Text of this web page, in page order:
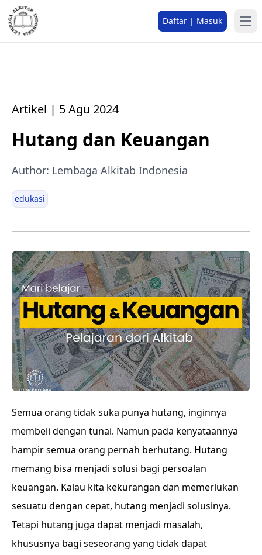
Daftar | Masuk
Artikel | 5 Agu 2024
Hutang dan Keuangan
Author: Lembaga Alkitab Indonesia
edukasi
Semua orang tidak suka punya hutang, inginnya
membeli dengan tunai. Namun pada kenyataannya
hampir semua orang pernah berhutang. Hutang
memang bisa menjadi solusi bagi persoalan
keuangan. Kalau kita kekurangan dan memerlukan
sesuatu dengan cepat, hutang menjadi solusinya.
Tetapi hutang juga dapat menjadi masalah,
khususnya bagi seseorang yang tidak dapat